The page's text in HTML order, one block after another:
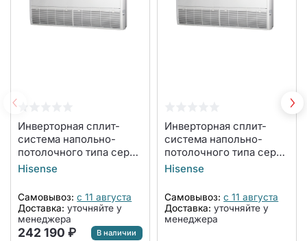
Инверторная сплит-
система напольно-
потолочного типа серии
HEAVY EU DC INVERTER
48UR4RC8/AUW-
48U6RN8 WI-FI
(комплект)
Hisense
Самовывоз: с 11 августа
Доставка: уточняйте у
менеджера
242 190 ₽ В наличии
Инверторная сплит-
система напольно-
потолочного типа серии
HEAVY EU DC INVERTER
36UR4RC8/AUW-
36U4RK7 WI-FI
(комплект)
Hisense
Самовывоз: с 11 августа
Доставка: уточняйте у
менеджера